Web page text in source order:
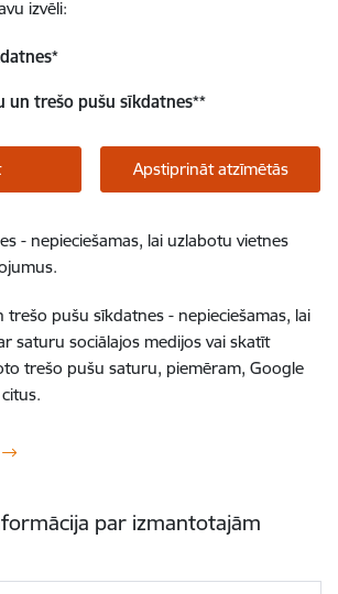
izvēli:
*
un trešo pušu sīkdatnes**
Apstiprināt atzīmētās
- nepieciešamas, lai uzlabotu vietnes
trešo pušu sīkdatnes - nepieciešamas, lai
saturu sociālajos medijos vai skatīt
trešo pušu saturu, piemēram, Google
par izmantotajām